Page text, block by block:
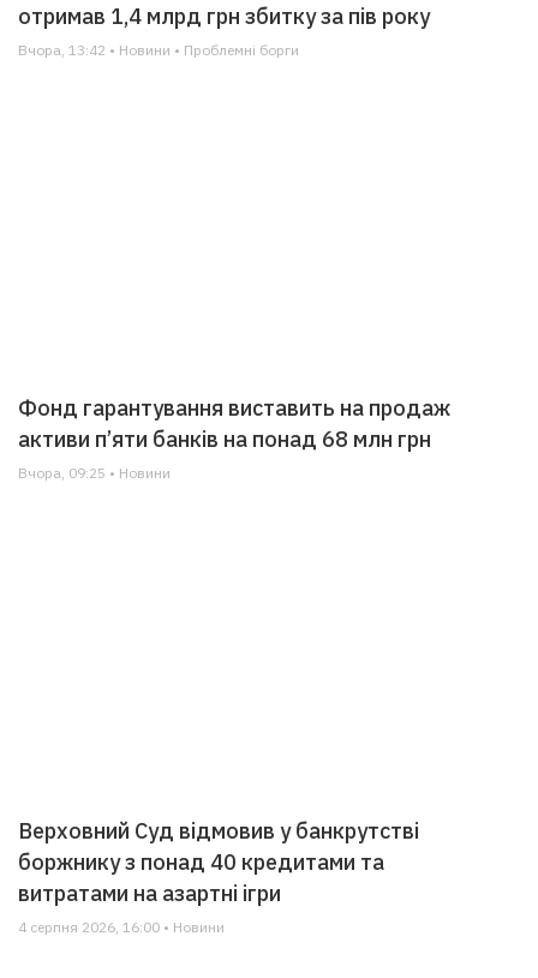
отримав 1,4 млрд грн збитку за пів року
Вчора, 13:42 • Новини • Проблемні борги
Фонд гарантування виставить на продаж
активи п’яти банків на понад 68 млн грн
Вчора, 09:25 • Новини
Верховний Суд відмовив у банкрутстві
боржнику з понад 40 кредитами та
витратами на азартні ігри
4 серпня 2026, 16:00 • Новини